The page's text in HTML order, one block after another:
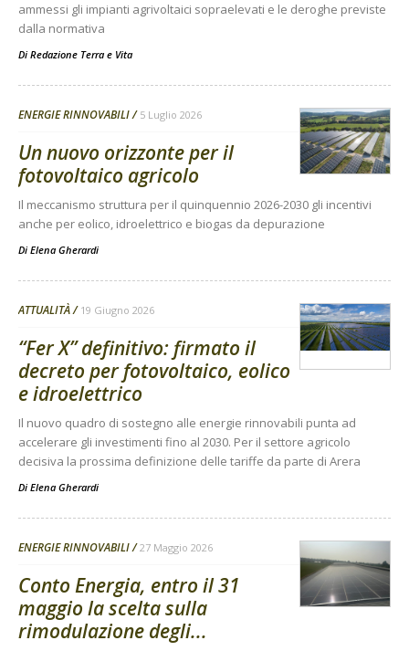
ammessi gli impianti agrivoltaici sopraelevati e le deroghe previste
dalla normativa
Di Redazione Terra e Vita
ENERGIE RINNOVABILI 5 Luglio 2026
Un nuovo orizzonte per il
fotovoltaico agricolo
Il meccanismo struttura per il quinquennio 2026-2030 gli incentivi
anche per eolico, idroelettrico e biogas da depurazione
Di Elena Gherardi
ATTUALITÀ 19 Giugno 2026
“Fer X” definitivo: firmato il
decreto per fotovoltaico, eolico
e idroelettrico
Il nuovo quadro di sostegno alle energie rinnovabili punta ad
accelerare gli investimenti fino al 2030. Per il settore agricolo
decisiva la prossima definizione delle tariffe da parte di Arera
Di Elena Gherardi
ENERGIE RINNOVABILI 27 Maggio 2026
Conto Energia, entro il 31
maggio la scelta sulla
rimodulazione degli...